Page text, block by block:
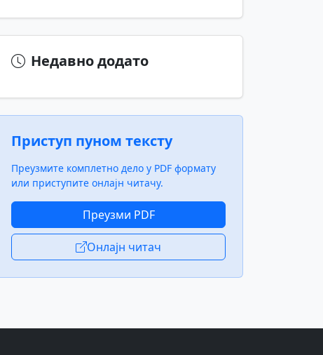
Недавно додато
Приступ пуном тексту
Преузмите комплетно дело у PDF формату
или приступите онлајн читачу.
Преузми PDF
Онлајн читач